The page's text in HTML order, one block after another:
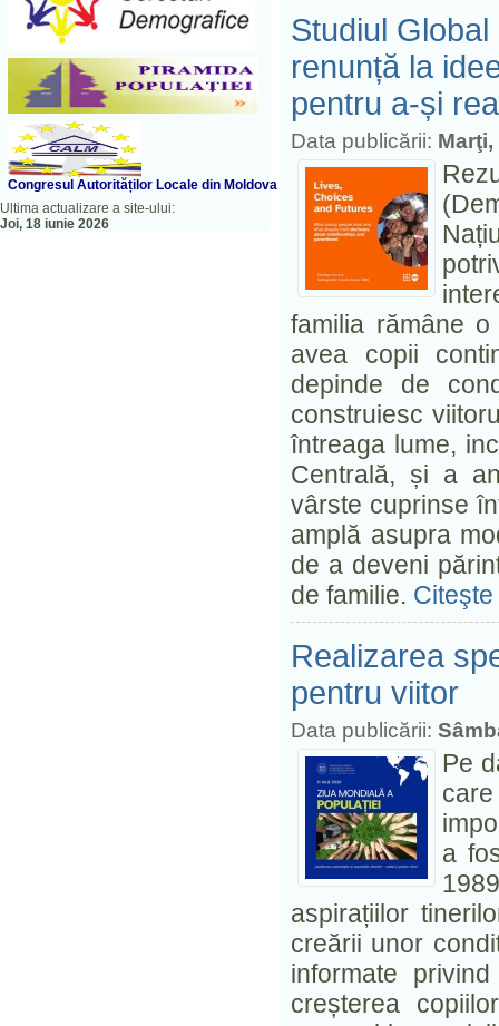
Congresul Autorităților Locale din Moldova
Ultima actualizare a site-ului:
Joi, 18 iunie 2026
Studiul
renunță la
pentru a-și
Data publicării:
familia rămâne
avea copii
depinde de
construiesc
întreaga lume,
Centrală, și a
vârste cuprinse
amplă asupra
de a deveni
de familie.
Realizarea
pentru viitor
Data publicării:
Pe
a
aspirațiilor
creării unor
informate
creșterea